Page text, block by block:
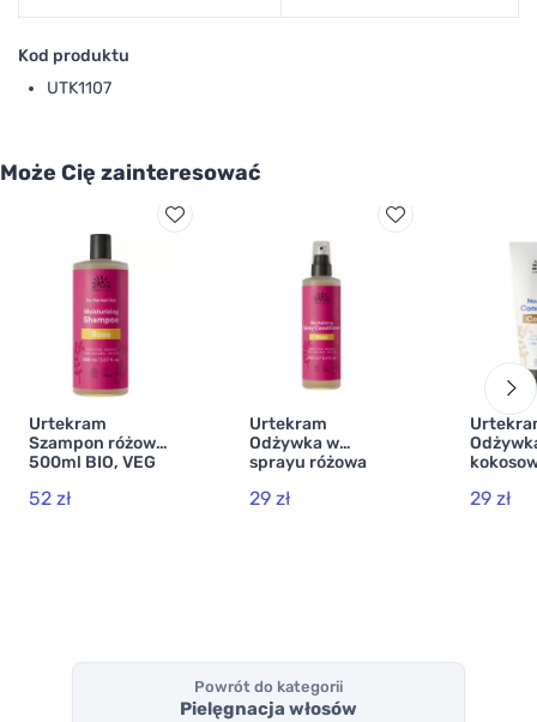
Kod produktu
UTK1107
Może Cię zainteresować
Urtekram
Szampon różowy
500ml BIO, VEG
52 zł
Urtekram
Odżywka w
sprayu różowa
29 zł 29 zł
Powrót do kategorii
Pielęgnacja włosów